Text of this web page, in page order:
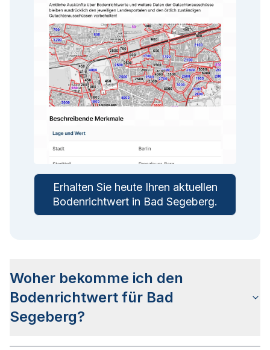
Erhalten Sie heute Ihren aktuellen
Bodenrichtwert in Bad Segeberg.
Woher bekomme ich den
Bodenrichtwert für Bad
Segeberg?